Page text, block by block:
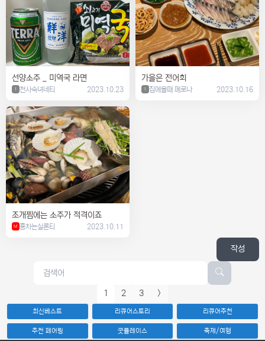
선양소주 _ 미역국 라면
1 천사숙녀네티 2023.10.23
가을은 전어회
1 집에올때 메로나 2023.10.16
조개찜에는 소주가 적격이죠
M 홍차는실론티 2023.10.11
작성
1 2 3 >
최신베스트 리큐어스토리 리큐어추천
추천 페어링 굿플레이스 축제/여행